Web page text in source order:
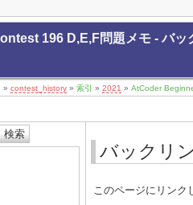
196 D,E,F問題メモ - バッ
» contest_history » 索引 » 2021 » AtCoder
検索
バックリ
このページにリンク